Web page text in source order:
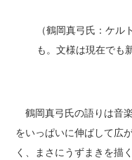
（鶴岡真弓氏：ケ
も。文様は現在でも
鶴岡真弓氏の語りは音
をいっぱいに伸ばして広
く、まさにうずまきを描